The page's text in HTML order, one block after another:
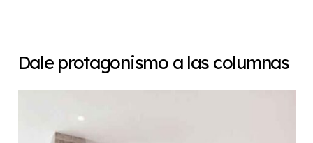
Dale protagonismo a las columnas